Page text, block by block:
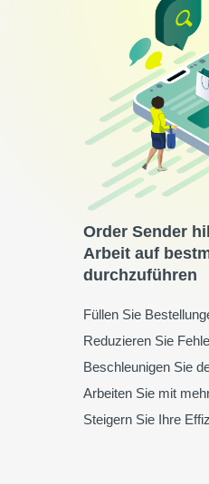
Order Sender
Arbeit auf
durchzuführen
Füllen Sie
Reduzieren Sie
Beschleunigen Sie
Arbeiten Sie mit
Steigern Sie Ihre